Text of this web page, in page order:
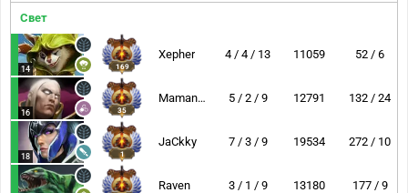
Свет
14 169
Xepher 4 / 4 / 13 11059 52 / 6
16 35
MamangDaya 5 / 2 / 9 12791 132 / 24
18 1
JaCkky 7 / 3 / 9 19534 272 / 10
Raven 3 / 1 / 9 13180 177 / 9